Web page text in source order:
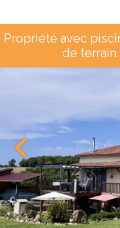
Propriété avec
de terrain